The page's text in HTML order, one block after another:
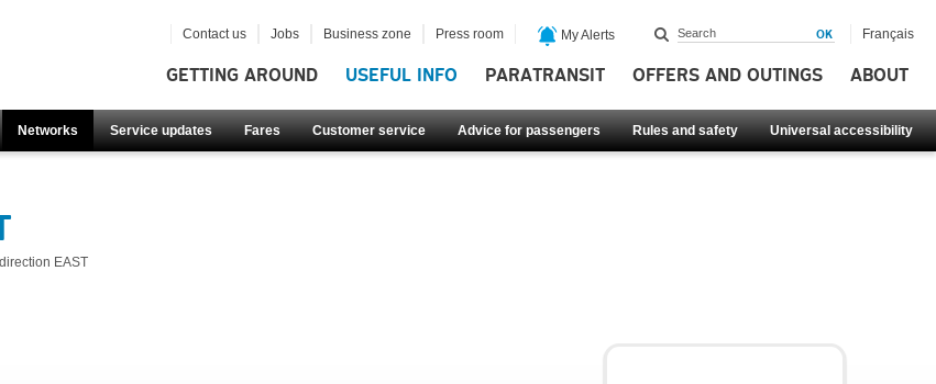
GETTING AROUND USEFUL INFO PARATRANSIT OFFERS AND OUTINGS ABOUT
Networks Service updates Fares Customer service Advice for passengers Rules and safety Universal accessibility
Contact us Jobs Business zone Press room My Alerts Français
EAST